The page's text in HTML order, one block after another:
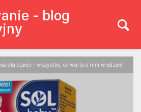
- blog
dla dzieci – wszystko, co warto o nim wiedzieć